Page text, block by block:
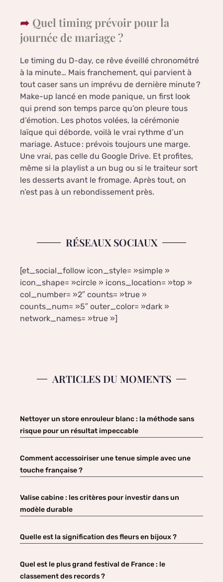
Quel timing prévoir pour la
journée de mariage ?
Le timing du D-day, ce rêve éveillé chronométré
à la minute… Mais franchement, qui parvient à
tout caser sans un imprévu de dernière minute ?
Make-up lancé en mode panique, un first look
qui prend son temps parce qu’on pleure tous
d’émotion. Les photos volées, la cérémonie
laïque qui déborde, voilà le vrai rythme d’un
mariage. Astuce : prévois toujours une marge.
Une vrai, pas celle du Google Drive. Et profites,
même si la playlist a un bug ou si le traiteur sort
les desserts avant le fromage. Après tout, on
n’est pas à un rebondissement près.
RÉSEAUX SOCIAUX
[et_social_follow icon_style= »simple »
icon_shape= »circle » icons_location= »top »
col_number= »2″ counts= »true »
counts_num= »5″ outer_color= »dark »
network_names= »true »]
ARTICLES DU MOMENTS
Nettoyer un store enrouleur blanc : la méthode sans
risque pour un résultat impeccable
Comment accessoiriser une tenue simple avec une
touche française ?
Valise cabine : les critères pour investir dans un
modèle durable
Quelle est la signification des fleurs en bijoux ?
Quel est le plus grand festival de France : le
classement des records ?